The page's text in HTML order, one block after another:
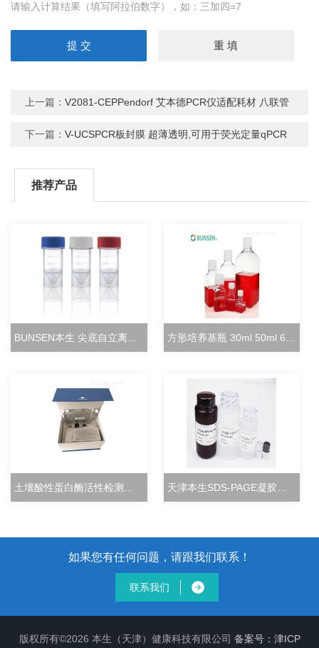
请输入计算结果（填写阿拉伯数字），如：三加四=7
上一篇：V2081-CEPPendorf 艾本德PCR仪适配耗材 八联管
下一篇：V-UCSPCR板封膜 超薄透明,可用于荧光定量qPCR
推荐产品
天津本生SDS-PAGE凝胶快速配制试剂盒
如果您有任何问题，请跟我们联系！
联系我们
版权所有©2026 本生（天津）健康科技有限公司 备案号：津ICP